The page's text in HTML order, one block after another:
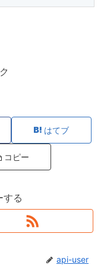
はてブ
コピー
る
api-user